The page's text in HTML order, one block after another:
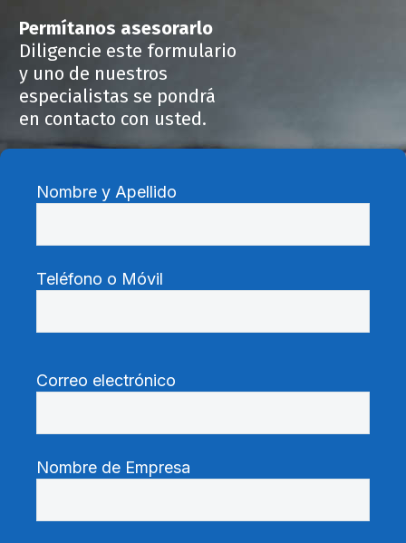
Permítanos asesorarlo
Diligencie este formulario
y uno de nuestros
especialistas se pondrá
en contacto con usted.
Nombre y Apellido
Teléfono o Móvil
Correo electrónico
Nombre de Empresa